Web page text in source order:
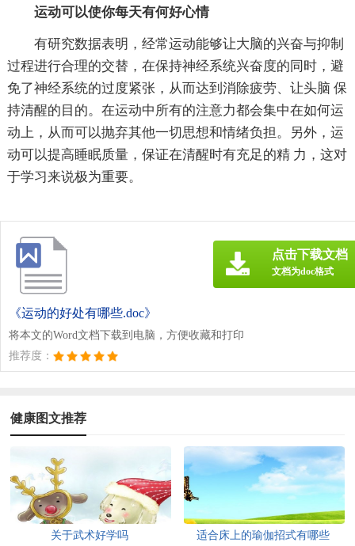
运动可以使你每天有何好心情
有研究数据表明，经常运动能够让大脑的兴奋与抑制
过程进行合理的交替，在保持神经系统兴奋度的同时，避
免了神经系统的过度紧张，从而达到消除疲劳、让头脑 保
持清醒的目的。在运动中所有的注意力都会集中在如何运
动上，从而可以抛弃其他一切思想和情绪负担。另外，运
动可以提高睡眠质量，保证在清醒时有充足的精 力，这对
于学习来说极为重要。
《运动的好处有哪些.doc》
将本文的Word文档下载到电脑，方便收藏和打印
推荐度：
点击下载文档
文档为doc格式
健康图文推荐
关于武术好学吗 适合床上的瑜伽招式有哪些